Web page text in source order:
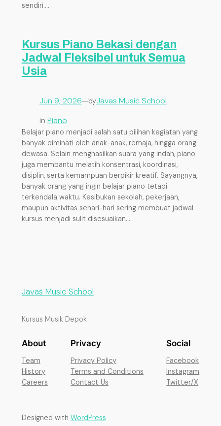
sendiri.…
Kursus Piano Bekasi dengan
Jadwal Fleksibel untuk Semua
Usia
Jun 9, 2026—byJavas Music School
in Piano
Belajar piano menjadi salah satu pilihan kegiatan yang
banyak diminati oleh anak-anak, remaja, hingga orang
dewasa. Selain menghasilkan suara yang indah, piano
juga membantu melatih konsentrasi, koordinasi,
disiplin, serta kemampuan berpikir kreatif. Sayangnya,
banyak orang yang ingin belajar piano tetapi
terkendala waktu. Kesibukan sekolah, pekerjaan,
maupun aktivitas sehari-hari sering membuat jadwal
kursus menjadi sulit disesuaikan.…
Javas Music School
Kursus Musik Depok
About
Team
History
Careers
Privacy
Privacy Policy
Terms and Conditions
Contact Us
Social
Facebook
Instagram
Twitter/X
Designed with WordPress